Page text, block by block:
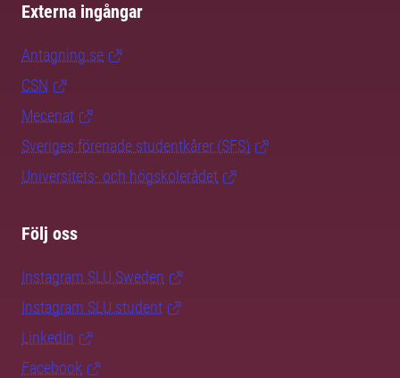
Externa ingångar
Antagning.se
CSN
Mecenat
Sveriges förenade studentkårer (SFS)
Universitets- och högskolerådet
Följ oss
Instagram SLU.Sweden
Instagram SLU.student
LinkedIn
Facebook